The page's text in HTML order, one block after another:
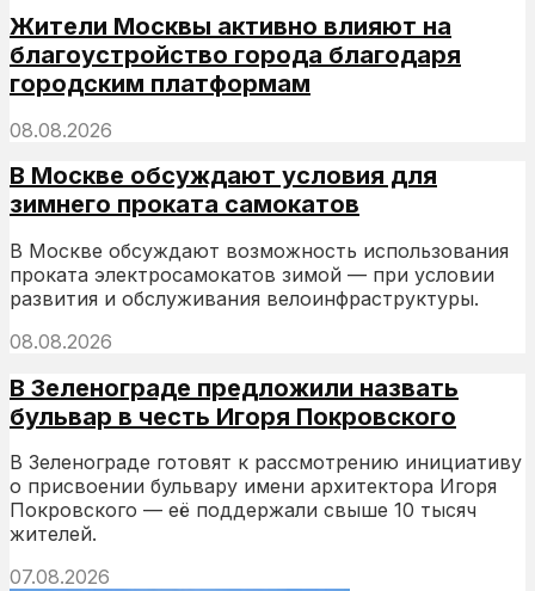
Жители Москвы активно влияют на
благоустройство города благодаря
городским платформам
08.08.2026
В Москве обсуждают условия для
зимнего проката самокатов
В Москве обсуждают возможность использования
проката электросамокатов зимой — при условии
развития и обслуживания велоинфраструктуры.
08.08.2026
В Зеленограде предложили назвать
бульвар в честь Игоря Покровского
В Зеленограде готовят к рассмотрению инициативу
о присвоении бульвару имени архитектора Игоря
Покровского — её поддержали свыше 10 тысяч
жителей.
07.08.2026